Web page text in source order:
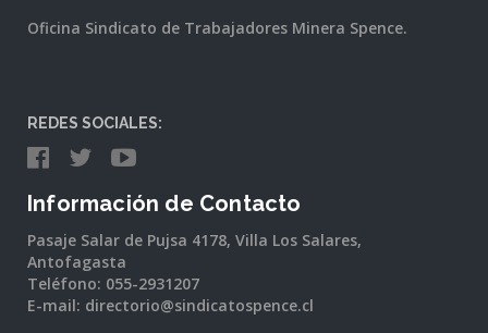
Oficina Sindicato de Trabajadores Minera Spence.
REDES SOCIALES:
Información de Contacto
Pasaje Salar de Pujsa 4178, Villa Los Salares,
Antofagasta
Teléfono: 055-2931207
E-mail: directorio@sindicatospence.cl